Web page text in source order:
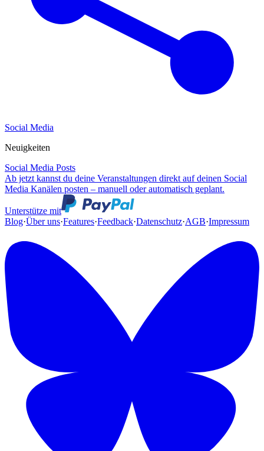
Social Media
Neuigkeiten
Social Media Posts
Ab jetzt kannst du deine Veranstaltungen direkt auf deinen Social
Media Kanälen posten – manuell oder automatisch geplant.
Unterstütze mit
Blog·Über uns·Features·Feedback·Datenschutz·AGB·Impressum